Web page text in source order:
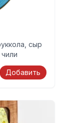
сыр
Добавить